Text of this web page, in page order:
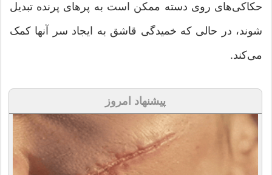
حکاکی‌های روی دسته ممکن است به پرهای پرنده تبدیل
شوند، در حالی که خمیدگی قاشق به ایجاد سر آنها کمک
می‌کند.
پیشنهاد امروز